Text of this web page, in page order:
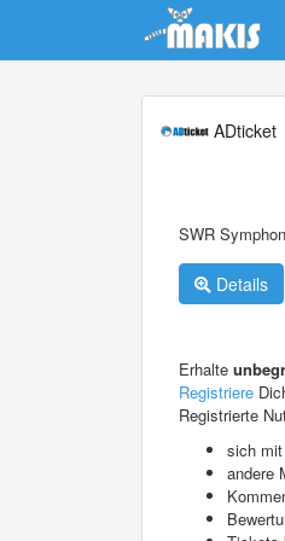
Update cookies preferences
ADticket
SWR
Details
Erhalte
Registriere
Registrierte
sich mit
andere